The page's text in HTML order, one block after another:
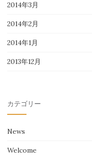
2014年3月
2014年2月
2014年1月
2013年12月
カテゴリー
News
Welcome